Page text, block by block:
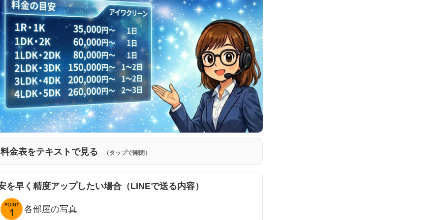
金表をテキストで見る （タップで開閉）
を早く精度アップしたい場合（LINEで送る内容）
各部屋の写真